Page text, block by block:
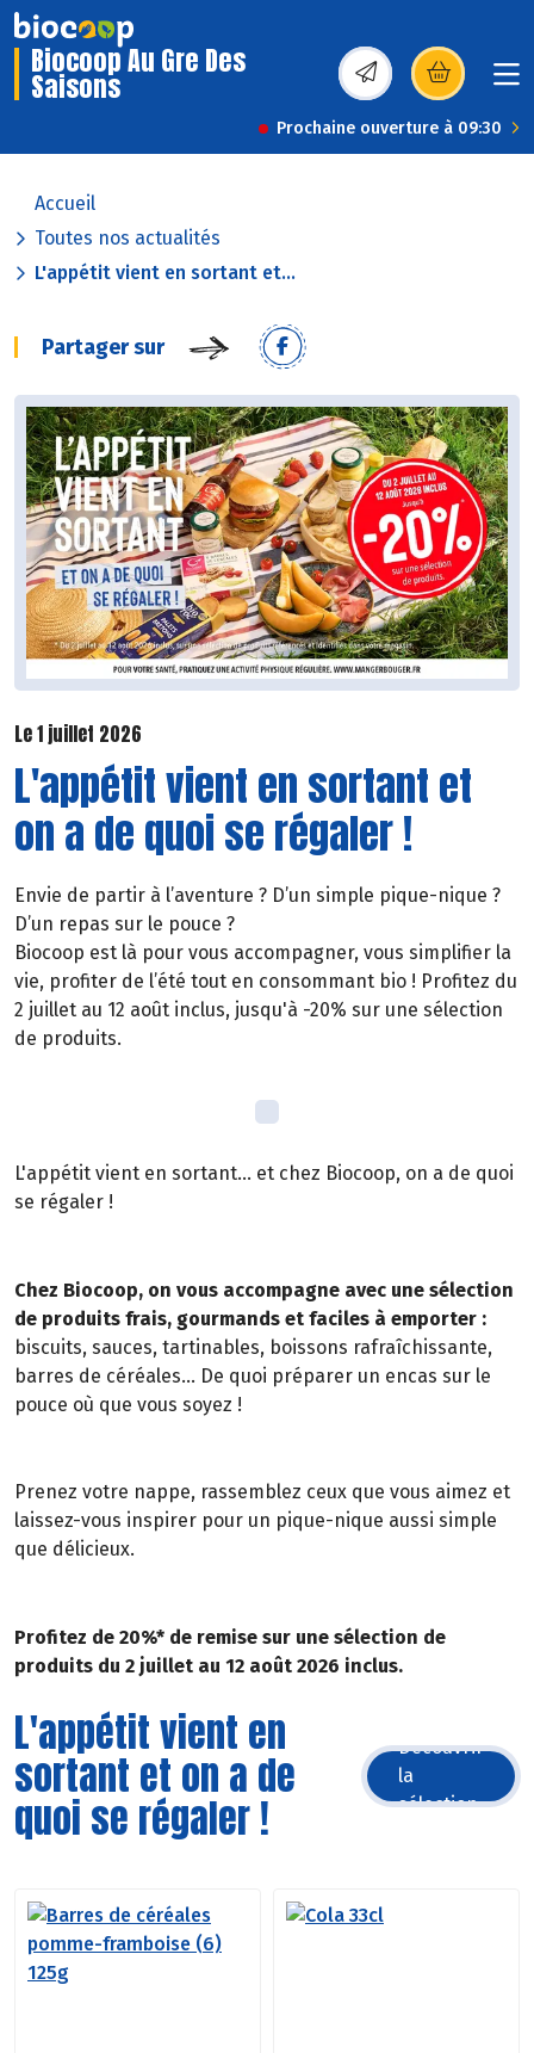
Biocoop Au Gre Des
Saisons (s’ouvre dans une
Prochaine ouverture à 09:30
Accueil
Toutes nos actualités
L'appétit vient en sortant et...
Partager sur
Le 1 juillet 2026
L'appétit vient en sortant et
on a de quoi se régaler !
Envie de partir à l’aventure ? D’un simple pique-nique ?
D’un repas sur le pouce ?
Biocoop est là pour vous accompagner, vous simplifier la
vie, profiter de l’été tout en consommant bio ! Profitez du
2 juillet au 12 août inclus, jusqu'à -20% sur une sélection
de produits.
L'appétit vient en sortant... et chez Biocoop, on a de quoi
se régaler !
Chez Biocoop, on vous accompagne avec une sélection
de produits frais, gourmands et faciles à emporter :
biscuits, sauces, tartinables, boissons rafraîchissante,
barres de céréales... De quoi préparer un encas sur le
pouce où que vous soyez !
Prenez votre nappe, rassemblez ceux que vous aimez et
laissez-vous inspirer pour un pique-nique aussi simple
que délicieux.
Profitez de 20%* de remise sur une sélection de
produits du 2 juillet au 12 août 2026 inclus.
L'appétit vient en
sortant et on a de
quoi se régaler !
Découvrir
la
sélection